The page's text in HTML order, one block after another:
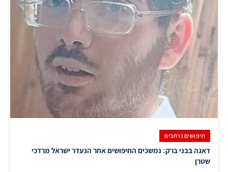
חיפושים נרחבים
​דאגה בבני ברק: נמשכים החיפושים אחר הנעדר ישראל מרדכי
שטרן